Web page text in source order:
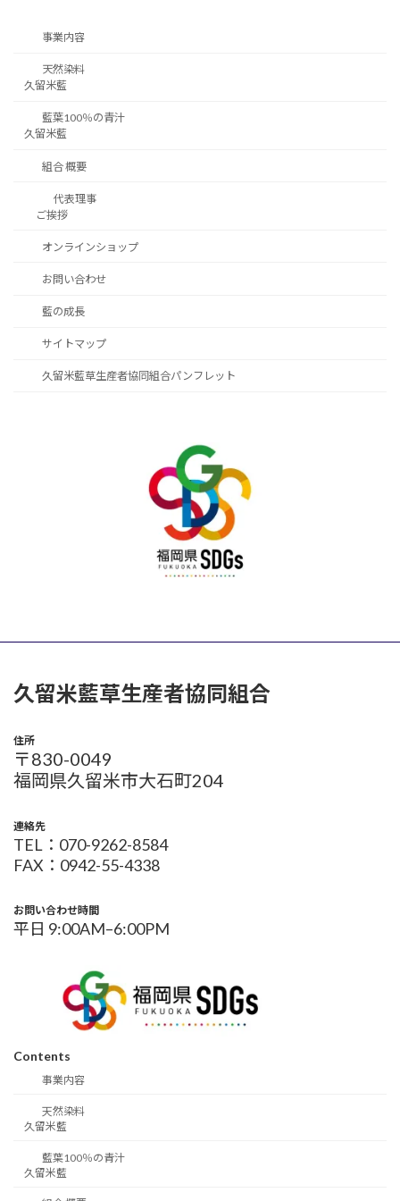
事業内容
天然染料
久留米藍
藍葉100％の青汁
久留米藍
組合 概要
代表理事
ご挨拶
オンラインショップ
お問い合わせ
藍の成長
サイトマップ
久留米藍草生産者協同組合パンフレット
久留米藍草生産者協同組合
住所
〒830-0049
福岡県久留米市大石町204
連絡先
TEL：070-9262-8584
FAX：0942-55-4338
お問い合わせ時間
平日 9:00AM–6:00PM
Contents
事業内容
天然染料
久留米藍
藍葉100％の青汁
久留米藍